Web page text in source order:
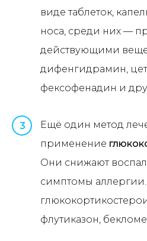
виде таблеток,
носа, среди них —
действующими
дифенгидрамин,
фексофенадин и
3
Ещё один метод
применение
Они снижают
симптомы
флутиказон,